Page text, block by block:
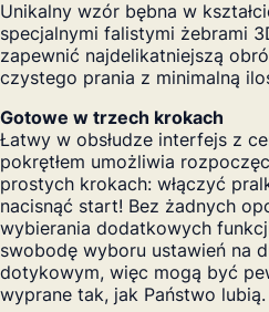
Unikalny wzór bębna w
specjalnymi falistymi żebrami
zapewnić najdelikatniejszą
czystego prania z minimalną
Gotowe w trzech krokach
Łatwy w obsłudze interfejs z
pokrętłem umożliwia
prostych krokach: włączyć
nacisnąć start! Bez żadnych
wybierania dodatkowych
swobodę wyboru ustawień na
dotykowym, więc mogą być
wyprane tak, jak Państwo lubią.